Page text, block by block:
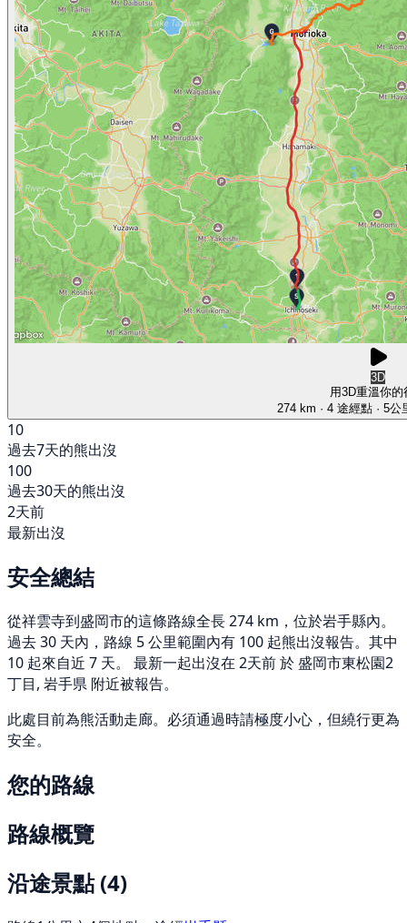
3D
用3D重溫你的
274 km · 4 途經點· 5公
10
過去7天的熊出沒
100
過去30天的熊出沒
2天前
最新出沒
安全總結
從祥雲寺到盛岡市的這條路線全長 274 km，位於岩手縣內。
過去 30 天內，路線 5 公里範圍內有 100 起熊出沒報告。其中
10 起來自近 7 天。 最新一起出沒在 2天前 於 盛岡市東松園2
丁目, 岩手県 附近被報告。
此處目前為熊活動走廊。必須通過時請極度小心，但繞行更為
安全。
您的路線
路線概覽
沿途景點(4)